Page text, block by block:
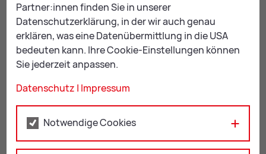
Kon­takt
Familientreff der Stadt Leoben
leo­ben.at
ZUR ÜBERSICHT: EVENTS
Partner:innen finden Sie in unserer
Datenschutzerklärung, in der wir auch genau
erklären, was eine Datenübermittlung in die USA
bedeuten kann. Ihre Cookie-Einstellungen können
Sie jederzeit anpassen.
Datenschutz | Impressum
Notwendige Cookies